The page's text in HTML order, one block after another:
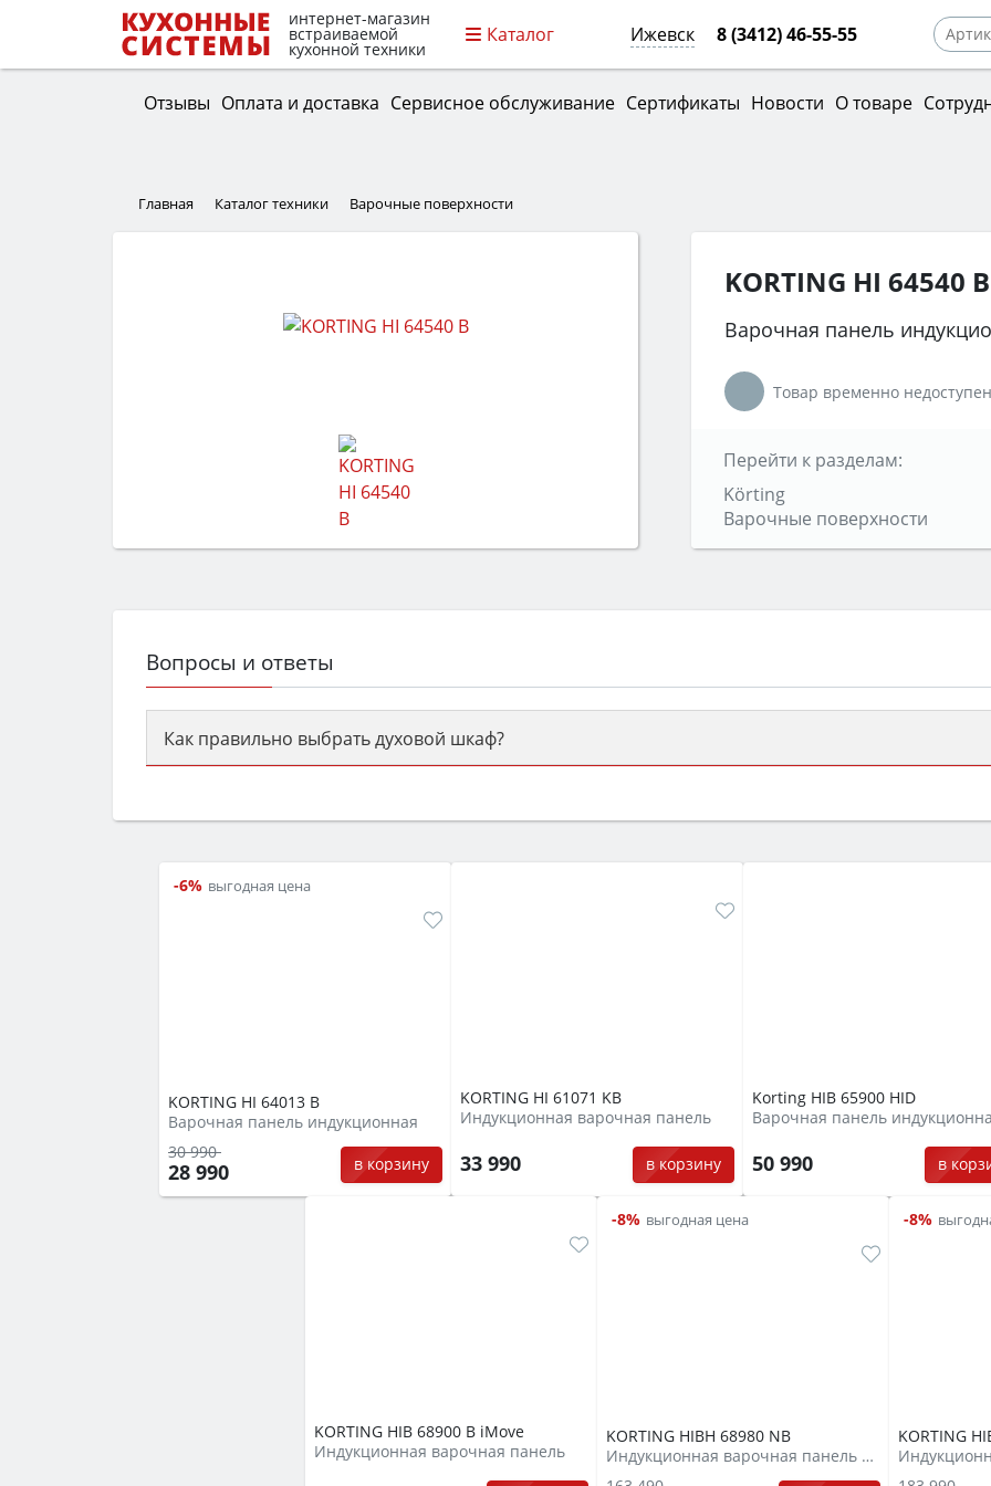
интернет-магазин
встраиваемой
кухонной техники
Каталог Ижевск 8 (3412) 46-55-55
Отзывы Оплата и доставка Сервисное обслуживание Сертификаты Новости О товаре
Главная Каталог техники Варочные поверхности
KORTING HI 64540 B
Варочная панель
Товар временно
Перейти к разделам:
Körting
Варочные поверхности
Вопросы и ответы
Как правильно выбрать духовой шкаф?
семьи, класс энергопотребления не ниже A и нужные функции (конвекция, гриль,
-6% выгодная цена
KORTING HI 64013 B
Варочная панель индукционная
30 990
28 990 в корзину
KORTING HI 61071 KB
Индукционная варочная панель
33 990 в корзину
Korting HIB 65900 HID
Варочная панель
50 990 в
KORTING HIB 68900 B iMove
Индукционная варочная панель
-8% выгодная цена
KORTING HIBH 68980 NB
Индукционная варочная панель с интегрированной вытяжкой
-8%
KORTING